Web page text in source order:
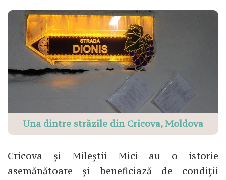
Una dintre străzile din Cricova, Moldova
Cricova și Mileștii Mici au o istorie
asemănătoare și beneficiază de condiții